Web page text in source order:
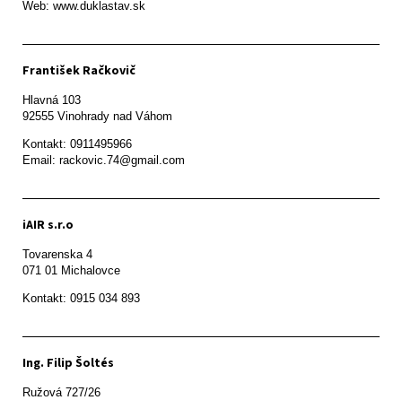
Web: www.duklastav.sk
František Račkovič
Hlavná 103
92555 Vinohrady nad Váhom
Kontakt: 0911495966
Email: rackovic.74@gmail.com
iAIR s.r.o
Tovarenska 4
071 01 Michalovce
Ing. Filip Šoltés
Ružová 727/26